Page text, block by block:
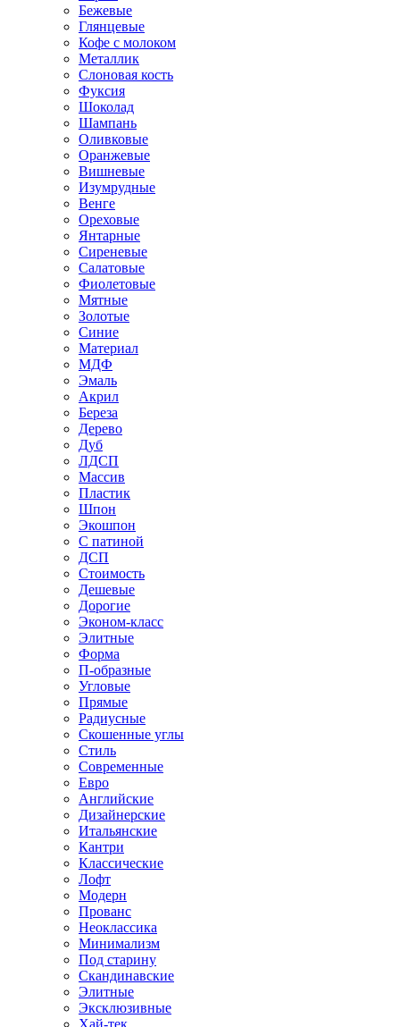
Бежевые
Глянцевые
Кофе с молоком
Металлик
Слоновая кость
Фуксия
Шоколад
Шампань
Оливковые
Оранжевые
Вишневые
Изумрудные
Венге
Ореховые
Янтарные
Сиреневые
Салатовые
Фиолетовые
Мятные
Золотые
Синие
Материал
МДФ
Эмаль
Акрил
Береза
Дерево
Дуб
ЛДСП
Массив
Пластик
Шпон
Экошпон
С патиной
ДСП
Стоимость
Дешевые
Дорогие
Эконом-класс
Элитные
Форма
П-образные
Угловые
Прямые
Радиусные
Скошенные углы
Стиль
Современные
Евро
Английские
Дизайнерские
Итальянские
Кантри
Классические
Лофт
Модерн
Прованс
Неоклассика
Минимализм
Под старину
Скандинавские
Элитные
Эксклюзивные
Хай-тек